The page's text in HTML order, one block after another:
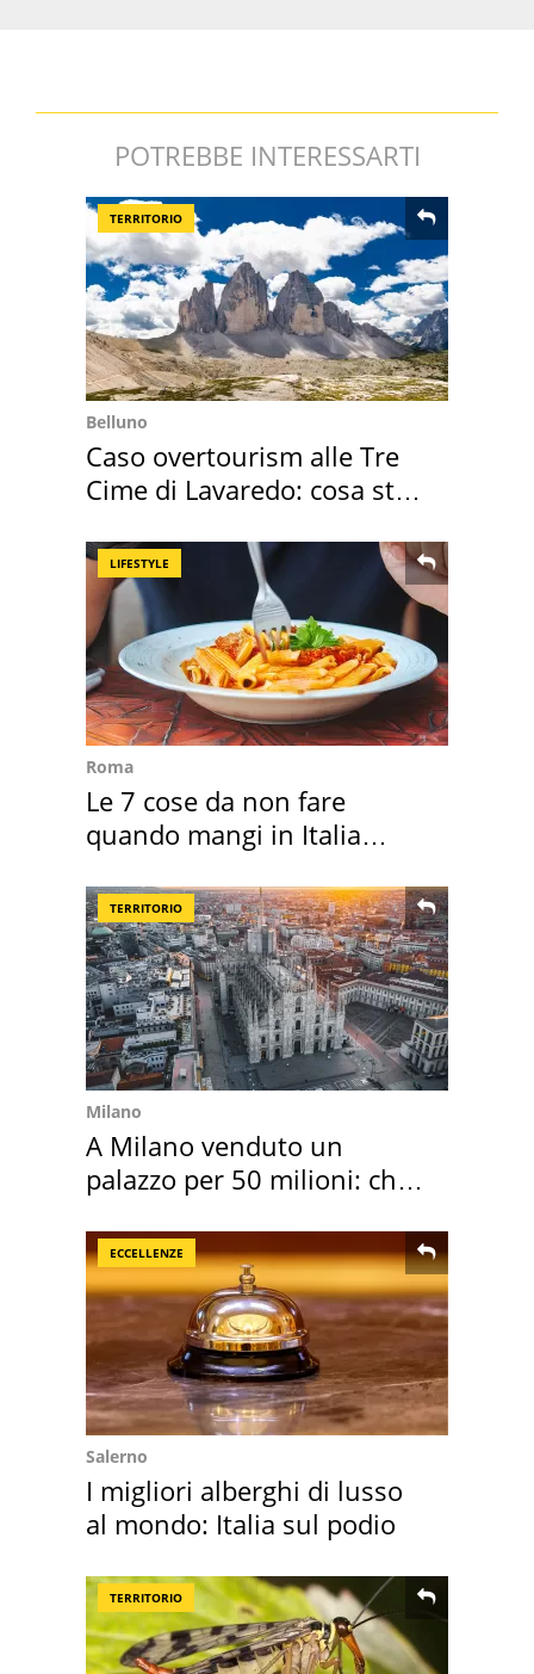
POTREBBE INTERESSARTI
TERRITORIO
Belluno
Caso overtourism alle Tre
Cime di Lavaredo: cosa sta
LIFESTYLE
Roma
Le 7 cose da non fare
quando mangi in Italia
TERRITORIO
Milano
A Milano venduto un
palazzo per 50 milioni: chi
ECCELLENZE
Salerno
I migliori alberghi di lusso
al mondo: Italia sul podio
TERRITORIO